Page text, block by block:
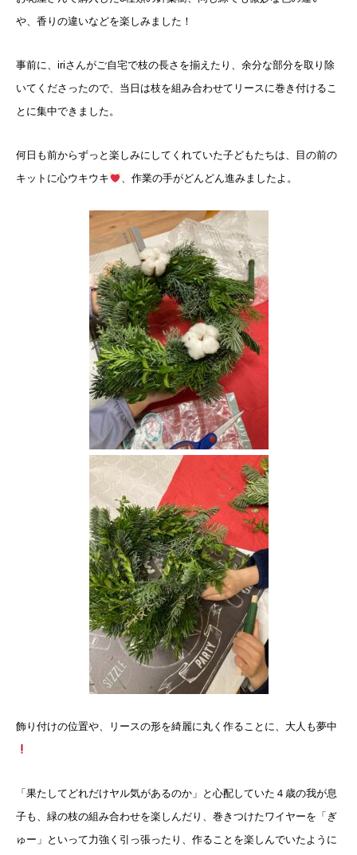
や、香りの違いなどを楽しみました！
事前に、iriさんがご自宅で枝の長さを揃えたり、余分な部分を取り除
いてくださったので、当日は枝を組み合わせてリースに巻き付けるこ
とに集中できました。
何日も前からずっと楽しみにしてくれていた子どもたちは、目の前の
キットに心ウキウキ
、作業の手がどんどん進みましたよ。
飾り付けの位置や、リースの形を綺麗に丸く作ることに、大人も夢中
「果たしてどれだけヤル気があるのか」と心配していた４歳の我が息
子も、緑の枝の組み合わせを楽しんだり、巻きつけたワイヤーを「ぎ
ゅー」といって力強く引っ張ったり、作ることを楽しんでいたように